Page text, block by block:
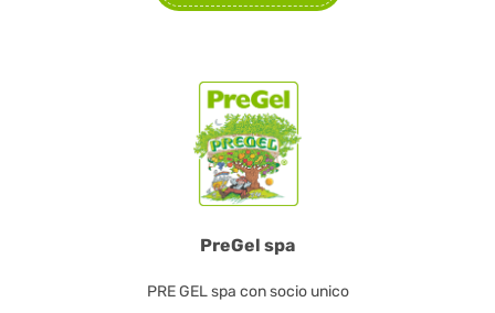
PreGel spa
PRE GEL spa con socio unico